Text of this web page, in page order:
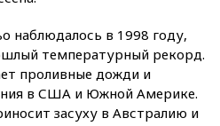
наблюдалось в 1998 году,
температурный рекорд.
проливные дожди и
в США и Южной Америке.
засуху в Австралию и